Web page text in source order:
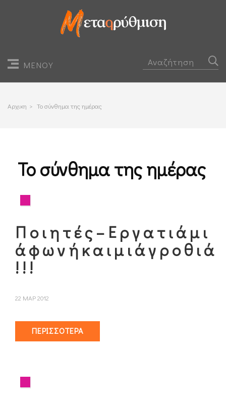
ΜΕΝΟΥ
Αρχικη > Το σύνθημα της ημέρας
Το σύνθημα της ημέρας
Π ο ι η τ έ ς – Ε ρ γ α τ ι ά μ ι
ά φ ω ν ή κ α ι μ ι ά γ ρ ο θ ι ά
! ! !
22 ΜΑΡ 2012
ΠΕΡΙΣΣΌΤΕΡΑ